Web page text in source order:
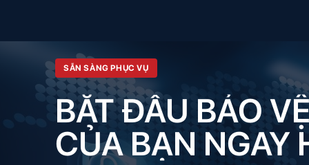
SẴN SÀNG PHỤC VỤ
BẮT ĐẦU BẢO
CỦA BẠN NGAY